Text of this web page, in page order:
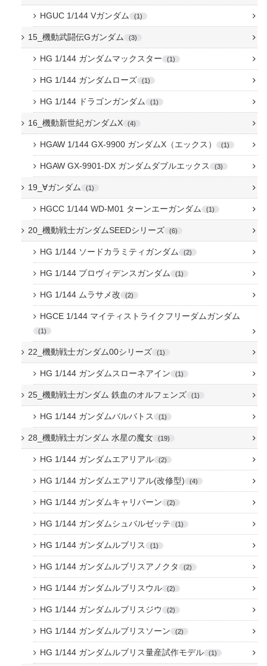
HGUC 1/144 Vガンダム 1
15_機動武闘伝Gガンダム 3
HG 1/144 ガンダムマックスター 1
HG 1/144 ガンダムローズ 1
HG 1/144 ドラゴンガンダム 1
16_機動新世紀ガンダムX 4
HGAW 1/144 GX-9900 ガンダムX（エックス） 1
HGAW GX-9901-DX ガンダムダブルエックス 3
19_∀ガンダム 1
HGCC 1/144 WD-M01 ターンエーガンダム 1
20_機動戦士ガンダムSEEDシリーズ 6
HG 1/144 ソードカラミティガンダム 2
HG 1/144 プロヴィデンスガンダム 1
HG 1/144 ムラサメ改 2
HGCE 1/144 マイティストライクフリーダムガンダム
1
22_機動戦士ガンダム00シリーズ 1
HG 1/144 ガンダムスローネアイン 1
25_機動戦士ガンダム 鉄血のオルフェンズ 1
HG 1/144 ガンダムバルバトス 1
28_機動戦士ガンダム 水星の魔女 19
HG 1/144 ガンダムエアリアル 2
HG 1/144 ガンダムエアリアル(改修型) 4
HG 1/144 ガンダムキャリバーン 2
HG 1/144 ガンダムシュバルゼッテ 1
HG 1/144 ガンダムルブリス 1
HG 1/144 ガンダムルブリスアノクタ 2
HG 1/144 ガンダムルブリスウル 2
HG 1/144 ガンダムルブリスジウ 2
HG 1/144 ガンダムルブリスソーン 2
HG 1/144 ガンダムルブリス量産試作モデル 1